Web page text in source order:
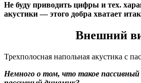
Не буду приводить цифры и тех.
акустики — этого добра хватает
Внешний
Трехполосная напольная акустика с
Немного о том, что такое пассивный